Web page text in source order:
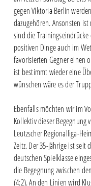
gegen Viktoria Berlin
dazugehören. Ansonsten
sind die
positiven Dinge auch im
favorisierten Gegner einen
ist bestimmt wieder eine
wünschen wäre es der
Ebenfalls möchten wir im
Kollektiv dieser Begegnung
Leutzscher Regionalliga-
Zeitz. Der 35-Jährige ist
deutschen Spielklasse
die Begegnung zwischen
(4:2). An den Linien wird